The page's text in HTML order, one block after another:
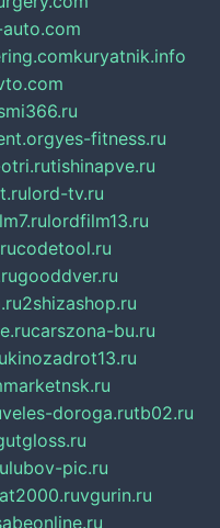
kuryatnik.info
yes-fitness.ru
tishinapve.ru
lord-tv.ru
lordfilm13.ru
codetool.ru
gooddver.ru
2shizashop.ru
carszona-bu.ru
kinozadrot13.ru
veles-doroga.rutb02.ru
lubov-pic.ru
vgurin.ru